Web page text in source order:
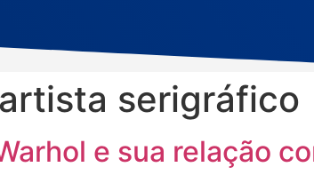
artista serigráfico
e sua relação